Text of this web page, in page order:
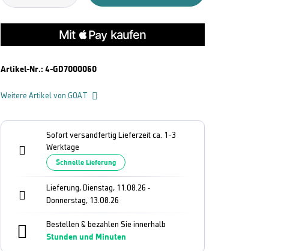
Artikel-Nr.: 4-GD7000060
Weitere Artikel von GOAT
Sofort versandfertig Lieferzeit ca. 1-3
Werktage
Schnelle Lieferung
Lieferung, Dienstag, 11.08.26 -
Donnerstag, 13.08.26
Bestellen & bezahlen Sie innerhalb
Stunden und Minuten